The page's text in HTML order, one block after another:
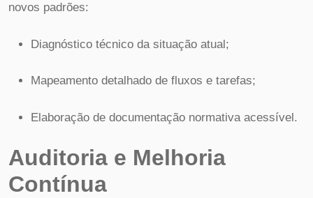
novos padrões:
Diagnóstico técnico da situação atual;
Mapeamento detalhado de fluxos e tarefas;
Elaboração de documentação normativa acessível.
Auditoria e Melhoria
Contínua